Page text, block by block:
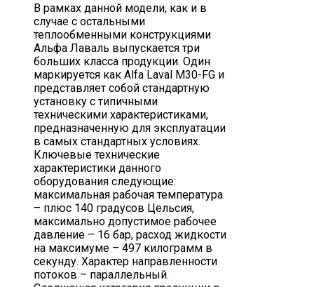
В рамках данной модели, как и в
случае с остальными
теплообменными конструкциями
Альфа Лаваль выпускается три
больших класса продукции. Один
маркируется как Alfa Laval M30-FG и
представляет собой стандартную
установку с типичными
техническими характеристиками,
предназначенную для эксплуатации
в самых стандартных условиях.
Ключевые технические
характеристики данного
оборудования следующие:
максимальная рабочая температура
– плюс 140 градусов Цельсия,
максимально допустимое рабочее
давление – 16 бар, расход жидкости
на максимуме – 497 килограмм в
секунду. Характер направленности
потоков – параллельный.